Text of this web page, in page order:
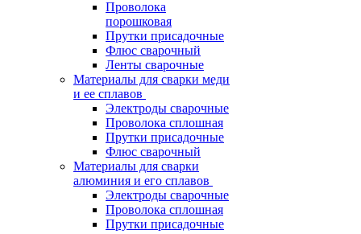
Проволока
порошковая
Прутки присадочные
Флюс сварочный
Ленты сварочные
Материалы для сварки меди
и ее сплавов
Электроды сварочные
Проволока сплошная
Прутки присадочные
Флюс сварочный
Материалы для сварки
алюминия и его сплавов
Электроды сварочные
Проволока сплошная
Прутки присадочные